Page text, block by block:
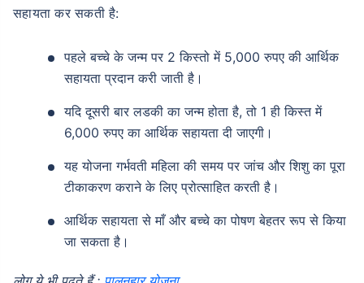
सहायता कर सकती है:
पहले बच्चे के जन्म पर 2 किस्तो में 5,000 रुपए की आर्थिक
सहायता प्रदान करी जाती है।
यदि दूसरी बार लडकी का जन्म होता है, तो 1 ही किस्त में
6,000 रुपए का आर्थिक सहायता दी जाएगी।
यह योजना गर्भवती महिला की समय पर जांच और शिशु का पूरा
टीकाकरण कराने के लिए प्रोत्साहित करती है।
आर्थिक सहायता से माँ और बच्चे का पोषण बेहतर रूप से किया
जा सकता है।